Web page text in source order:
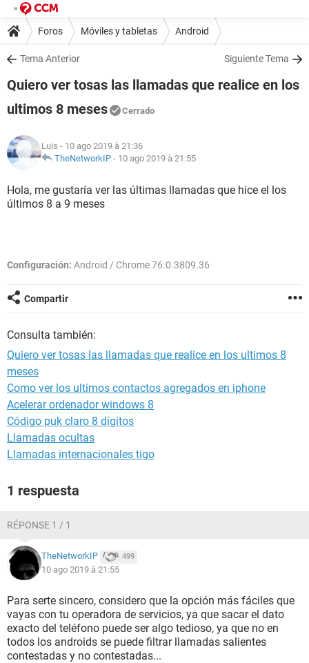
Foros Móviles y tabletas Android
Tema Anterior Siguiente Tema
Quiero ver tosas las llamadas que realice en los
ultimos 8 meses
Cerrado
Luis - 10 ago 2019 à 21:36
TheNetworkIP - 10 ago 2019 à 21:55
Hola, me gustaría ver las últimas llamadas que hice el los
últimos 8 a 9 meses
Configuración: Android / Chrome 76.0.3809.36
Compartir
Consulta también:
Quiero ver tosas las llamadas que realice en los ultimos 8
meses
Como ver los ultimos contactos agregados en iphone
Acelerar ordenador windows 8
Código puk claro 8 dígitos
Llamadas ocultas
Llamadas internacionales tigo
1 respuesta
RÉPONSE 1 / 1
TheNetworkIP 499
10 ago 2019 à 21:55
Para serte sincero, considero que la opción más fáciles que
vayas con tu operadora de servicios, ya que sacar el dato
exacto del teléfono puede ser algo tedioso, ya que no en
todos los androids se puede filtrar llamadas salientes
contestadas y no contestadas...